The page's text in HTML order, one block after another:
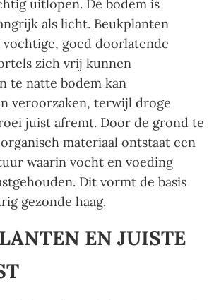
uitlopen. De bodem is
als licht. Beukplanten
vochtige, goed doorlatende
zich vrij kunnen
te natte bodem kan
veroorzaken, terwijl droge
juist afremt. Door de grond te
materiaal ontstaat een
waarin vocht en voeding
Dit vormt de basis
gezonde haag.
EN JUISTE